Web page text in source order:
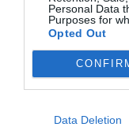
Personal Data
Purposes for
Opted Out
Data Deletion